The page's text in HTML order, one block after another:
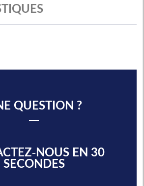
QUESTION ?
NOUS EN 30
SECONDES